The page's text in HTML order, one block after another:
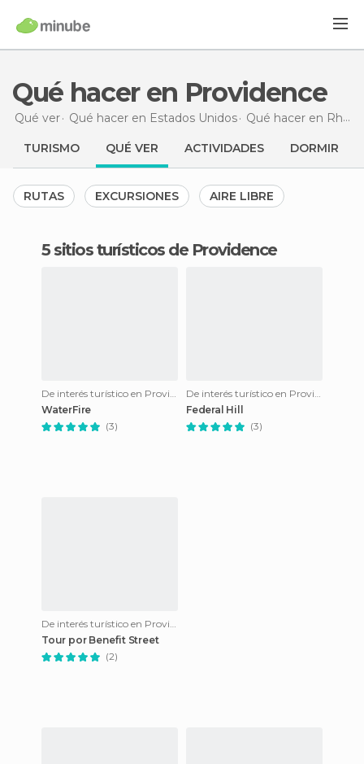
Qué hacer en Providence
Qué ver Qué hacer en Estados Unidos Qué hacer en Rhode Island
TURISMO QUÉ VER ACTIVIDADES DORMIR
RUTAS EXCURSIONES AIRE LIBRE
5 sitios turísticos de Providence
De interés turístico en Providence
WaterFire
(3)
De interés turístico en Providence
Federal Hill
(3)
De interés turístico en Providence
Tour por Benefit Street
(2)